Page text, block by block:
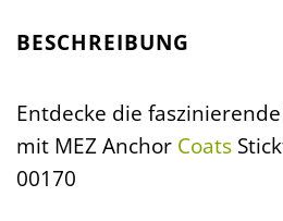
BESCHREIBUNG
Entdecke die
mit MEZ Anchor Coats
00170